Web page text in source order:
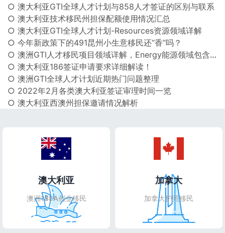
○ 澳大利亚GTI全球人才计划与858人才签证的区别与联系
○ 澳大利亚技术移民州担保配额使用情况汇总
○ 澳大利亚GTI全球人才计划-Resources资源领域详解
○ 今年新政策下的491昆州小生意移民还“香”吗？
○ 澳洲GTI人才移民项目领域详解，Energy能源领域包含哪些职业？
○ 澳大利亚186签证申请要求详细解读！
○ 澳洲GTI全球人才计划近期热门问题整理
○ 2022年2月各类澳大利亚签证审理时间一览
○ 澳大利亚西澳州担保邀请情况解析
澳大利亚
澳洲188A创业移民
加拿大
加拿大护照移民